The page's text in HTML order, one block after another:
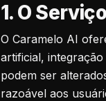
1. O Serviço
O Caramelo AI
artificial,
podem ser
razoável aos